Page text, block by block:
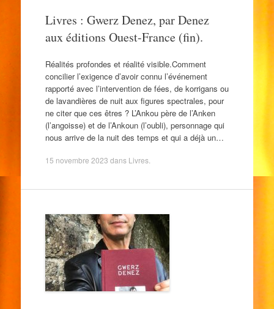
Livres : Gwerz Denez, par Denez
aux éditions Ouest-France (fin).
Réalités profondes et réalité visible.Comment
concilier l’exigence d’avoir connu l’événement
rapporté avec l’intervention de fées, de korrigans ou
de lavandières de nuit aux figures spectrales, pour
ne citer que ces êtres ? L’Ankou père de l’Anken
(l’angoisse) et de l’Ankoun (l’oubli), personnage qui
nous arrive de la nuit des temps et qui a déjà un…
15 novembre 2023 dans Livres.